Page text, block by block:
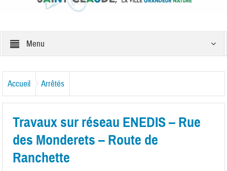
Menu
Accueil Arrêtés
Travaux sur réseau ENEDIS – Rue
des Monderets – Route de
Ranchette